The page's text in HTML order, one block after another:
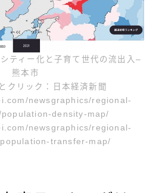
ティー化と子育て世代の流出入–
熊本市
クリック：日本経済新聞
newsgraphics/regional-
density-map/
newsgraphics/regional-
transfer-map/